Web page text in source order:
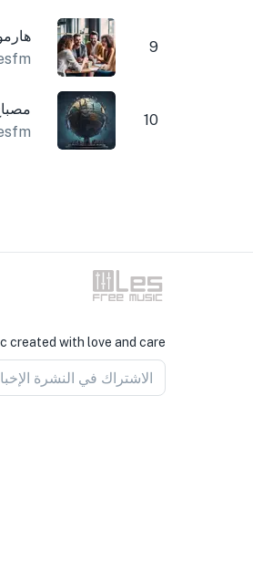
9
10
created with love and care.
الاشتراك في النشرة